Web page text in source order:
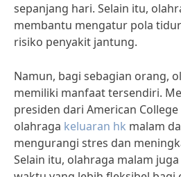
sepanjang hari. Selain itu,
membantu mengatur pola
risiko penyakit jantung.
Namun, bagi sebagian orang,
memiliki manfaat tersendiri.
presiden dari American
olahraga keluaran hk malam
mengurangi stres dan
Selain itu, olahraga malam